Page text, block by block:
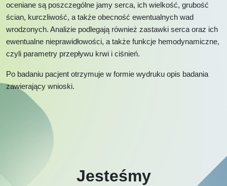
oceniane są poszczególne jamy serca, ich wielkość, grubość
ścian, kurczliwość, a także obecność ewentualnych wad
wrodzonych. Analizie podlegają również zastawki serca oraz ich
ewentualne nieprawidłowości, a także funkcje hemodynamiczne,
czyli parametry przepływu krwi i ciśnień.
Po badaniu pacjent otrzymuje w formie wydruku opis badania
zawierający wnioski.
Jesteśmy